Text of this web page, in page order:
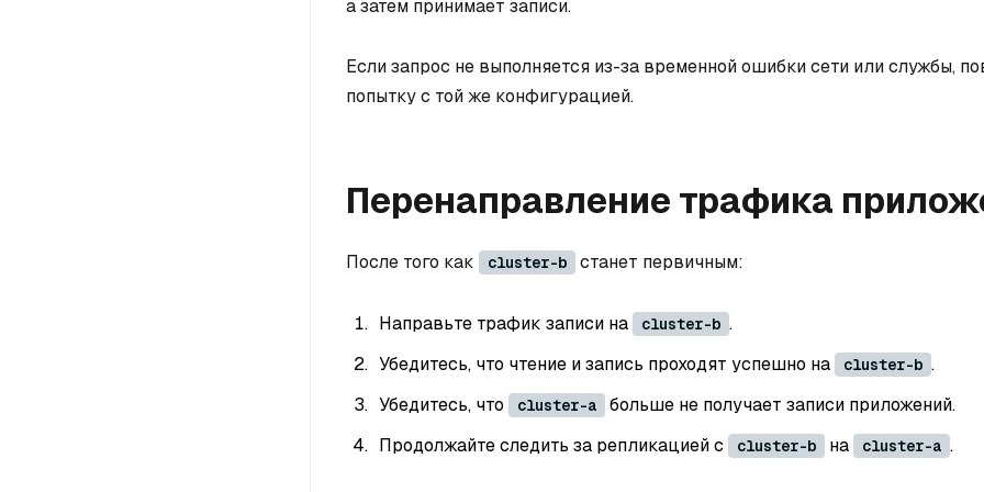
а затем принимает записи.
Если запрос не выполняется из-за временной ошибки сети или службы,
попытку с той же конфигурацией.
Перенаправление трафика
После того как cluster-b станет первичным:
Направьте трафик записи на cluster-b .
Убедитесь, что чтение и запись проходят успешно на
cluster-b .
Убедитесь, что
cluster-a
больше не получает записи приложений.
Продолжайте следить за репликацией с
cluster-b на cluster-a .